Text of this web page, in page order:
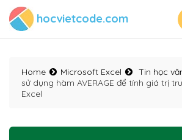
hocvietcode.com
Home Microsoft Excel Tin học
sử dụng hàm AVERAGE để tính giá trị
Excel